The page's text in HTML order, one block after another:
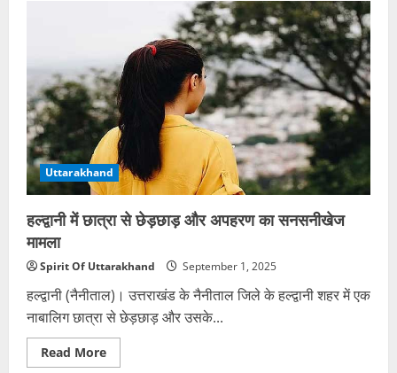
लूटकांड
का
पर्दाफाश
Uttarakhand
हल्द्वानी में छात्रा से छेड़छाड़ और अपहरण का सनसनीखेज
मामला
Spirit Of Uttarakhand September 1, 2025
हल्द्वानी (नैनीताल)। उत्तराखंड के नैनीताल जिले के हल्द्वानी शहर में एक
नाबालिग छात्रा से छेड़छाड़ और उसके...
Read MoreRead
more